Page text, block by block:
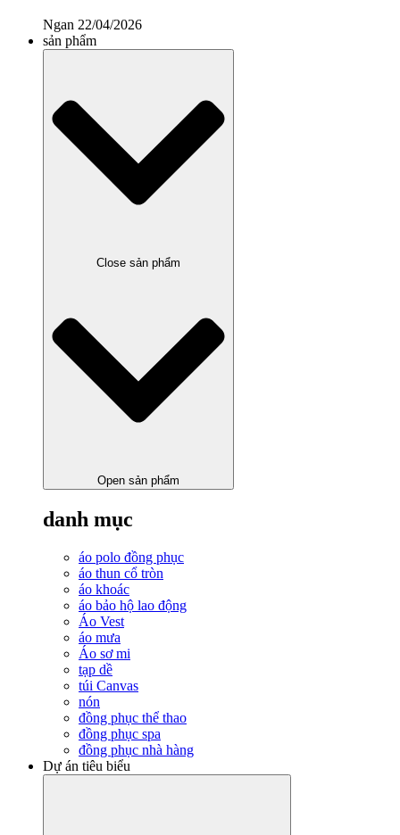
Ngan 22/04/2026
sản phẩm
Close sản phẩm
Open sản phẩm
danh mục
áo polo đồng phục
áo thun cổ tròn
áo khoác
áo bảo hộ lao động
Áo Vest
áo mưa
Áo sơ mi
tạp dề
túi Canvas
nón
đồng phục thể thao
đồng phục spa
đồng phục nhà hàng
Dự án tiêu biểu